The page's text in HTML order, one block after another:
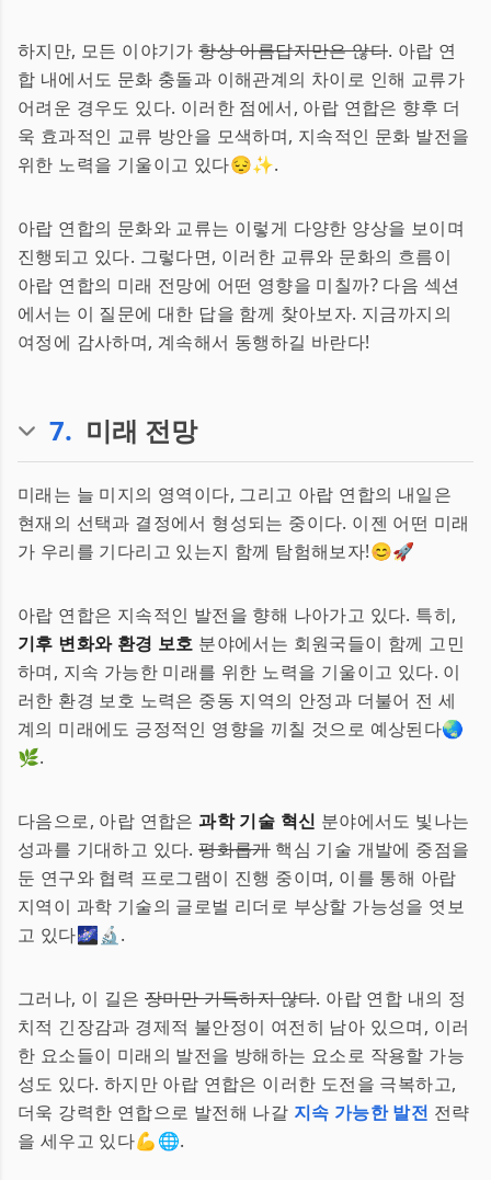
하지만, 모든 이야기가항상 아름답지만은 않다. 아랍 연
합 내에서도 문화 충돌과 이해관계의 차이로 인해 교류가
어려운 경우도 있다. 이러한 점에서, 아랍 연합은 향후 더
욱 효과적인 교류 방안을 모색하며, 지속적인 문화 발전을
위한 노력을 기울이고 있다😔✨.
아랍 연합의 문화와 교류는 이렇게 다양한 양상을 보이며
진행되고 있다. 그렇다면, 이러한 교류와 문화의 흐름이
아랍 연합의 미래 전망에 어떤 영향을 미칠까? 다음 섹션
에서는 이 질문에 대한 답을 함께 찾아보자. 지금까지의
여정에 감사하며, 계속해서 동행하길 바란다!
7. 미래 전망
미래는 늘 미지의 영역이다, 그리고 아랍 연합의 내일은
현재의 선택과 결정에서 형성되는 중이다. 이젠 어떤 미래
가 우리를 기다리고 있는지 함께 탐험해보자!😊🚀
아랍 연합은 지속적인 발전을 향해 나아가고 있다. 특히,
기후 변화와 환경 보호 분야에서는 회원국들이 함께 고민
하며, 지속 가능한 미래를 위한 노력을 기울이고 있다. 이
러한 환경 보호 노력은 중동 지역의 안정과 더불어 전 세
계의 미래에도 긍정적인 영향을 끼칠 것으로 예상된다🌏
🌿.
다음으로, 아랍 연합은과학 기술 혁신 분야에서도 빛나는
성과를 기대하고 있다.평화롭게핵심 기술 개발에 중점을
둔 연구와 협력 프로그램이 진행 중이며, 이를 통해 아랍
지역이 과학 기술의 글로벌 리더로 부상할 가능성을 엿보
고 있다🌌🔬.
그러나, 이 길은 장미만 가득하지 않다. 아랍 연합 내의 정
치적 긴장감과 경제적 불안정이 여전히 남아 있으며, 이러
한 요소들이 미래의 발전을 방해하는 요소로 작용할 가능
성도 있다. 하지만 아랍 연합은 이러한 도전을 극복하고,
더욱 강력한 연합으로 발전해 나갈 지속 가능한 발전 전략
을 세우고 있다💪🌐.